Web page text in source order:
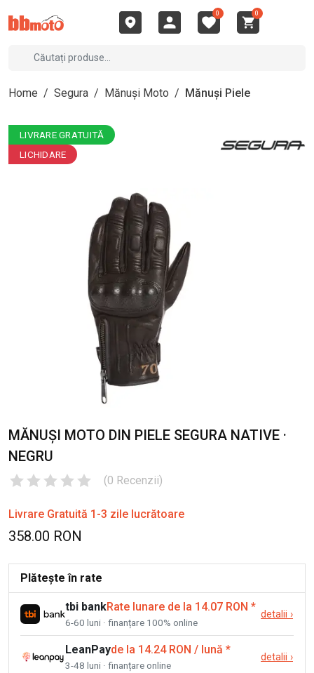
0 0
Home / Segura / Mănuși Moto / Mănuși Piele
LIVRARE GRATUITĂ
LICHIDARE
MĂNUȘI MOTO DIN PIELE SEGURA NATIVE ·
NEGRU
(0 Recenzii)
Livrare Gratuită 1-3 zile lucrătoare
358.00 RON
Plătește în rate
tbi bankRate lunare de la 14.07 RON *
6-60 luni · finanțare 100% online
detalii ›
LeanPayde la 14.24 RON / lună *
3-48 luni · finanțare online
detalii ›